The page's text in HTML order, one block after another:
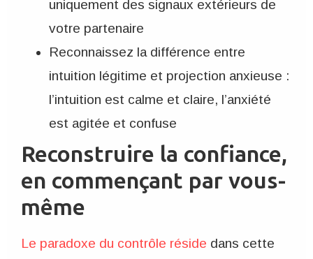
uniquement des signaux extérieurs de
votre partenaire
Reconnaissez la différence entre
intuition légitime et projection anxieuse :
l’intuition est calme et claire, l’anxiété
est agitée et confuse
Reconstruire la confiance,
en commençant par vous-
même
Le paradoxe du contrôle réside dans cette